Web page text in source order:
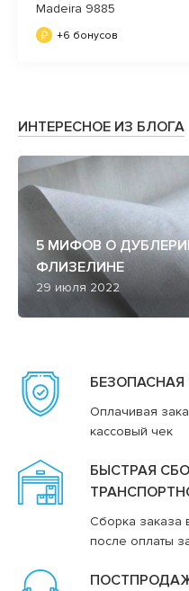
Madeira 9885
+6 бонусов
ИНТЕРЕСНОЕ ИЗ БЛОГА
5 МИФОВ О
ФЛИЗЕЛИНЕ
29 июля 2022
Оплачивая
кассовый чек
БЫСТРАЯ
Сборка заказа
после оплаты